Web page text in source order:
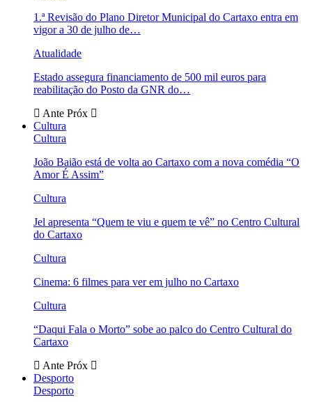
1.ª Revisão do Plano Diretor Municipal do Cartaxo entra em
vigor a 30 de julho de…
Atualidade
Estado assegura financiamento de 500 mil euros para
reabilitação do Posto da GNR do…
Ante Próx
Cultura
Cultura
João Baião está de volta ao Cartaxo com a nova comédia “O
Amor É Assim”
Cultura
Jel apresenta “Quem te viu e quem te vê” no Centro Cultural
do Cartaxo
Cultura
Cinema: 6 filmes para ver em julho no Cartaxo
Cultura
“Daqui Fala o Morto” sobe ao palco do Centro Cultural do
Cartaxo
Ante Próx
Desporto
Desporto